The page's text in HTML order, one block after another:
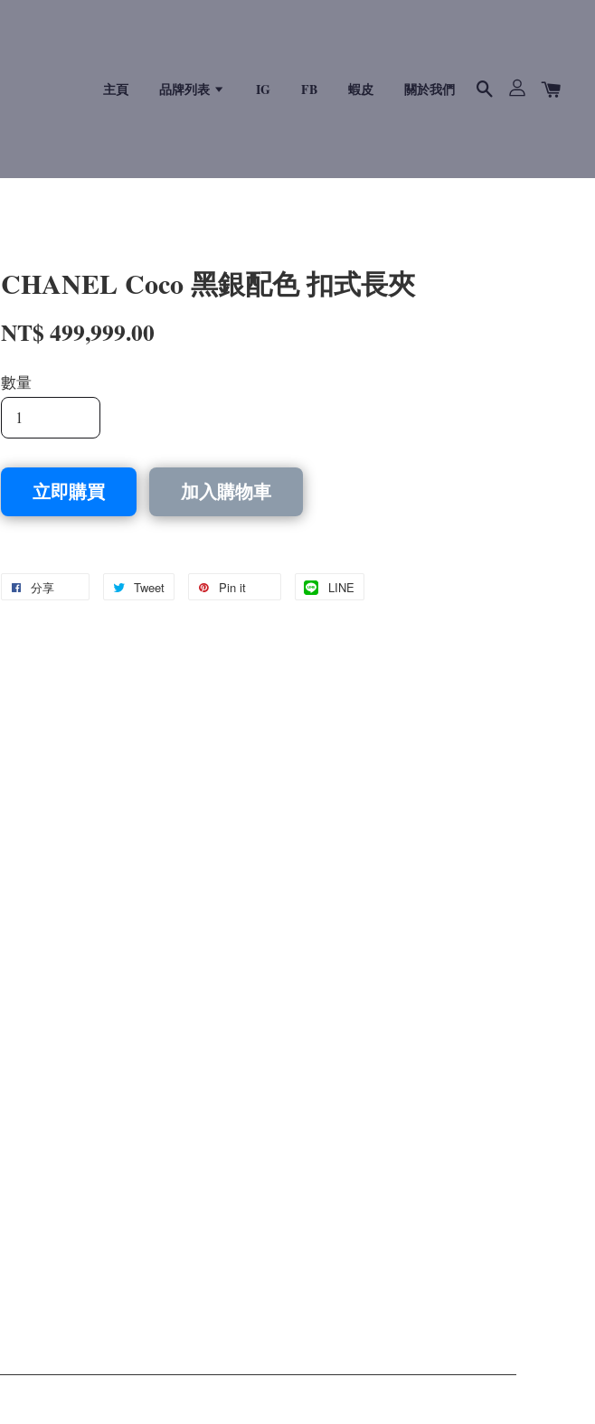
主頁 品牌列表 IG FB 蝦皮 關於我們
CHANEL Coco 黑銀配色 扣式長夾
NT$ 499,999.00
數量
立即購買 加入購物車
分享 Tweet Pin it LINE